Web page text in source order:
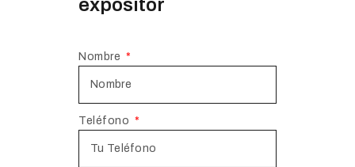
expositor
Nombre
Teléfono